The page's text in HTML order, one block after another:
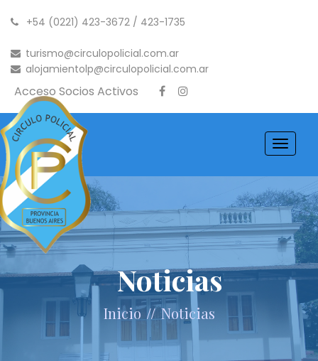
+54 (0221) 423-3672 / 423-1735
turismo@circulopolicial.com.ar
alojamientolp@circulopolicial.com.ar
Acceso Socios Activos
Toggle
Noticias
Inicio // Noticias